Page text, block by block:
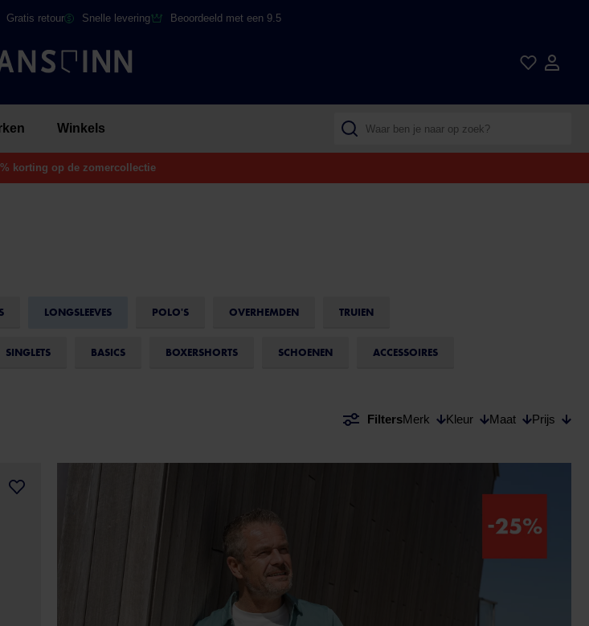
Gratis retour Snelle levering Beoordeeld met een 9.5
Winkels
korting op de zomercollectie
LONGSLEEVES POLO'S OVERHEMDEN TRUIEN
SINGLETS BASICS BOXERSHORTS SCHOENEN ACCESSOIRES
FiltersMerk Kleur Maat Prijs